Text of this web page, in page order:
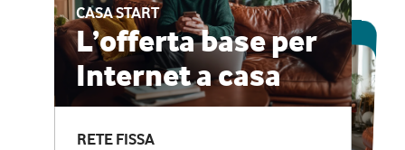
CASA START
L’offerta base per
Internet a casa
RETE FISSA
ESCLUSIVA ONLINE
CASA PRO
Internet veloce e